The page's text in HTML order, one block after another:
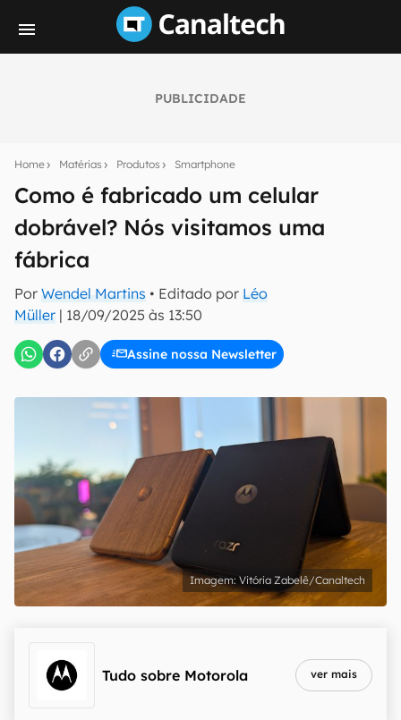
PUBLICIDADE
Home Matérias Produtos Smartphone
Como é fabricado um celular
dobrável? Nós visitamos uma
fábrica
Por Wendel Martins • Editado por Léo
Müller | 18/09/2025 às 13:50
Assine nossa Newsletter
notícias e reviews sobre tecnologia em primeira
E-mail
inscreva-se
Confirmo que li, aceito e concordo com os Termos de
Uso e Política de Privacidade do Canaltech.
Vitória Zabelê/Canaltech
Tudo sobre Motorola ver mais